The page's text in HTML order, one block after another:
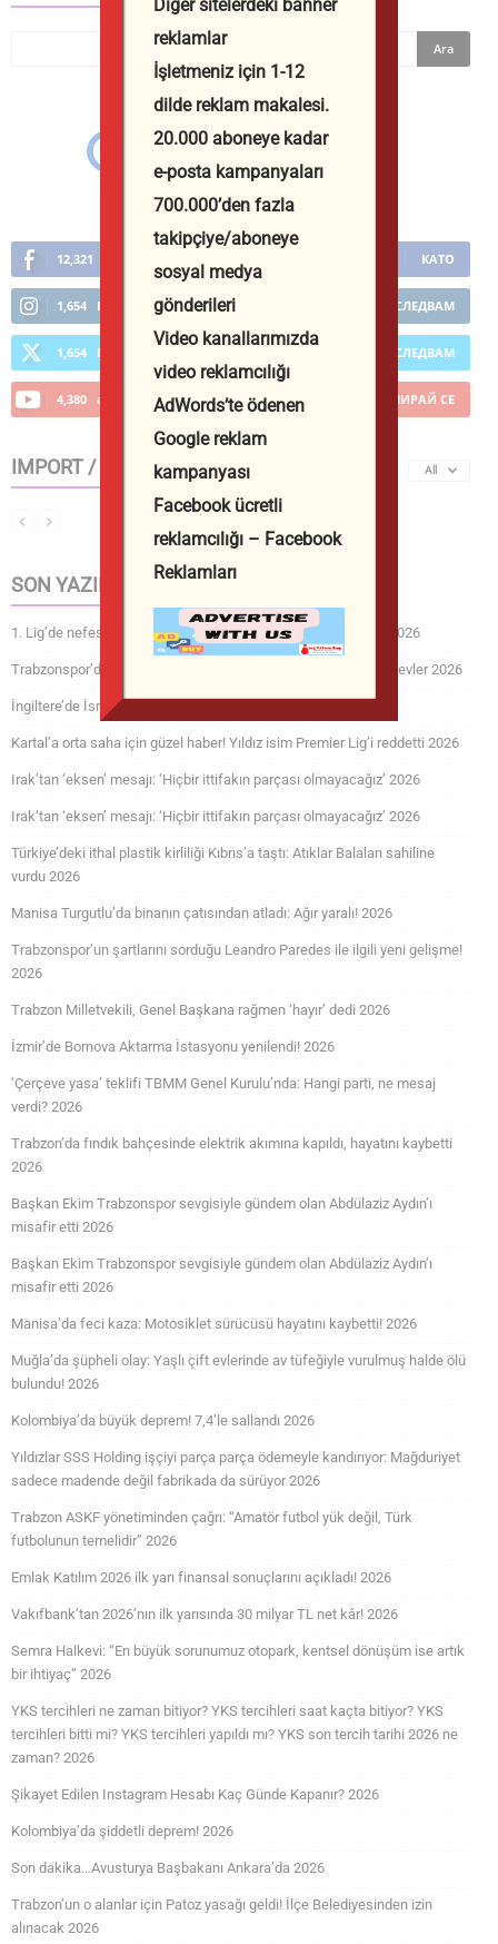
12,321 КАТО
1,654 Последователи ПОСЛЕДВАМ
1,654 Последователи ПОСЛЕДВАМ
4,380 абонати АБОНИРАЙ СЕ
IMPORT / EXPORT All
SON YAZILAR
1. Lig’de nefes kesen gol düellosu! 90+9’da puanı kurtardılar 2026
Trabzonspor’da teknik ekipte değişimler yaşandı! İşte yeni görevler 2026
İngiltere’de İsrail’i üzecek gelişme! 2026
Kartal’a orta saha için güzel haber! Yıldız isim Premier Lig’i reddetti 2026
Irak’tan ‘eksen’ mesajı: ‘Hiçbir ittifakın parçası olmayacağız’ 2026
Irak’tan ‘eksen’ mesajı: ‘Hiçbir ittifakın parçası olmayacağız’ 2026
Türkiye’deki ithal plastik kirliliği Kıbrıs’a taştı: Atıklar Balalan sahiline
vurdu 2026
Manisa Turgutlu’da binanın çatısından atladı: Ağır yaralı! 2026
Trabzonspor’un şartlarını sorduğu Leandro Paredes ile ilgili yeni gelişme!
2026
Trabzon Milletvekili, Genel Başkana rağmen ‘hayır’ dedi 2026
İzmir’de Bornova Aktarma İstasyonu yenilendi! 2026
‘Çerçeve yasa’ teklifi TBMM Genel Kurulu’nda: Hangi parti, ne mesaj
verdi? 2026
Trabzon’da fındık bahçesinde elektrik akımına kapıldı, hayatını kaybetti
2026
Başkan Ekim Trabzonspor sevgisiyle gündem olan Abdülaziz Aydın’ı
misafir etti 2026
Başkan Ekim Trabzonspor sevgisiyle gündem olan Abdülaziz Aydın’ı
misafir etti 2026
Manisa’da feci kaza: Motosiklet sürücüsü hayatını kaybetti! 2026
Muğla’da şüpheli olay: Yaşlı çift evlerinde av tüfeğiyle vurulmuş halde ölü
bulundu! 2026
Kolombiya’da büyük deprem! 7,4’le sallandı 2026
Yıldızlar SSS Holding işçiyi parça parça ödemeyle kandırıyor: Mağduriyet
sadece madende değil fabrikada da sürüyor 2026
Trabzon ASKF yönetiminden çağrı: “Amatör futbol yük değil, Türk
futbolunun temelidir” 2026
Emlak Katılım 2026 ilk yarı finansal sonuçlarını açıkladı! 2026
Vakıfbank’tan 2026’nın ilk yarısında 30 milyar TL net kâr! 2026
Semra Halkevi: “En büyük sorunumuz otopark, kentsel dönüşüm ise artık
bir ihtiyaç” 2026
YKS tercihleri ne zaman bitiyor? YKS tercihleri saat kaçta bitiyor? YKS
tercihleri bitti mi? YKS tercihleri yapıldı mı? YKS son tercih tarihi 2026 ne
zaman? 2026
Şikayet Edilen Instagram Hesabı Kaç Günde Kapanır? 2026
Kolombiya’da şiddetli deprem! 2026
Son dakika…Avusturya Başbakanı Ankara’da 2026
Trabzon’un o alanlar için Patoz yasağı geldi! İlçe Belediyesinden izin
alınacak 2026
Diğer sitelerdeki banner
reklamlar
İşletmeniz için 1-12
dilde reklam makalesi.
20.000 aboneye kadar
e-posta kampanyaları
700.000’den fazla
takipçiye/aboneye
sosyal medya
gönderileri
Video kanallarımızda
video reklamcılığı
AdWords’te ödenen
Google reklam
kampanyası
Facebook ücretli
reklamcılığı – Facebook
Reklamları